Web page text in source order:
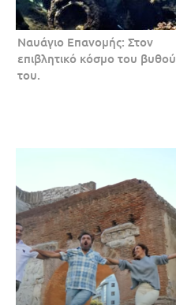
Ναυάγιο Επανομής: Στον
επιβλητικό κόσμο του βυθού
του.